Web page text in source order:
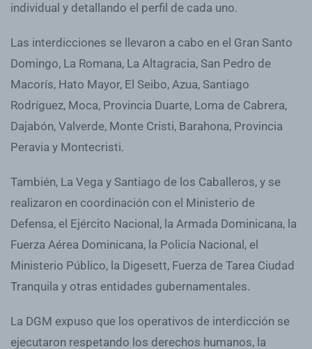
individual y detallando el perfil de cada uno.
Las interdicciones se llevaron a cabo en el Gran Santo
Domingo, La Romana, La Altagracia, San Pedro de
Macorís, Hato Mayor, El Seibo, Azua, Santiago
Rodríguez, Moca, Provincia Duarte, Loma de Cabrera,
Dajabón, Valverde, Monte Cristi, Barahona, Provincia
Peravia y Montecristi.
También, La Vega y Santiago de los Caballeros, y se
realizaron en coordinación con el Ministerio de
Defensa, el Ejército Nacional, la Armada Dominicana, la
Fuerza Aérea Dominicana, la Policía Nacional, el
Ministerio Público, la Digesett, Fuerza de Tarea Ciudad
Tranquila y otras entidades gubernamentales.
La DGM expuso que los operativos de interdicción se
ejecutaron respetando los derechos humanos, la